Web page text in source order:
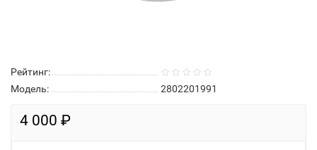
Рейтинг:
Модель:
2802201991
4 000 ₽